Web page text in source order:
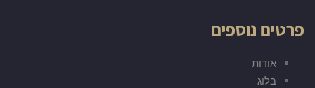
פרטים נוספים
אודות
בלוג